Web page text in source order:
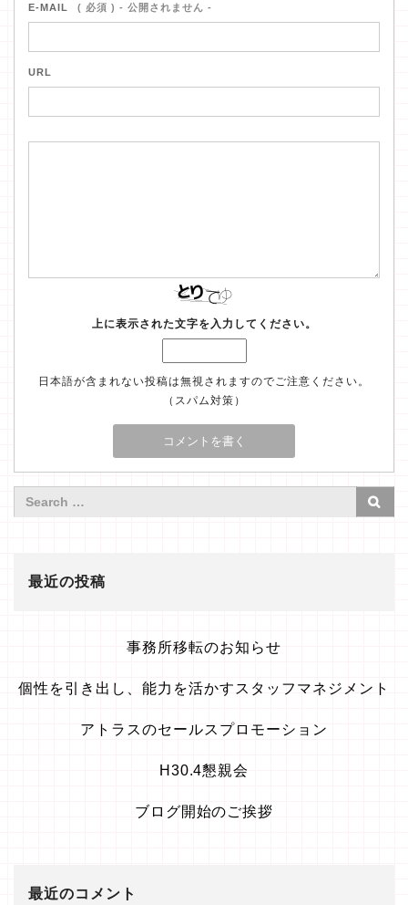
E-MAIL ( 必須 ) - 公開されません -
URL
上に表示された文字を入力してください。
日本語が含まれない投稿は無視されますのでご注意ください。
（スパム対策）
最近の投稿
事務所移転のお知らせ
個性を引き出し、能力を活かすスタッフマネジメント
アトラスのセールスプロモーション
H30.4懇親会
ブログ開始のご挨拶
最近のコメント